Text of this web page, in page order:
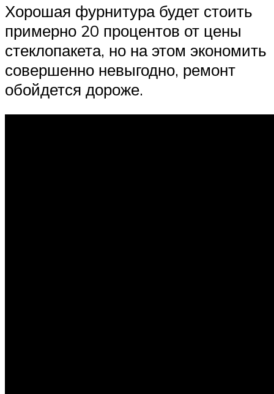
Хорошая фурнитура будет стоить
примерно 20 процентов от цены
стеклопакета, но на этом экономить
совершенно невыгодно, ремонт
обойдется дороже.